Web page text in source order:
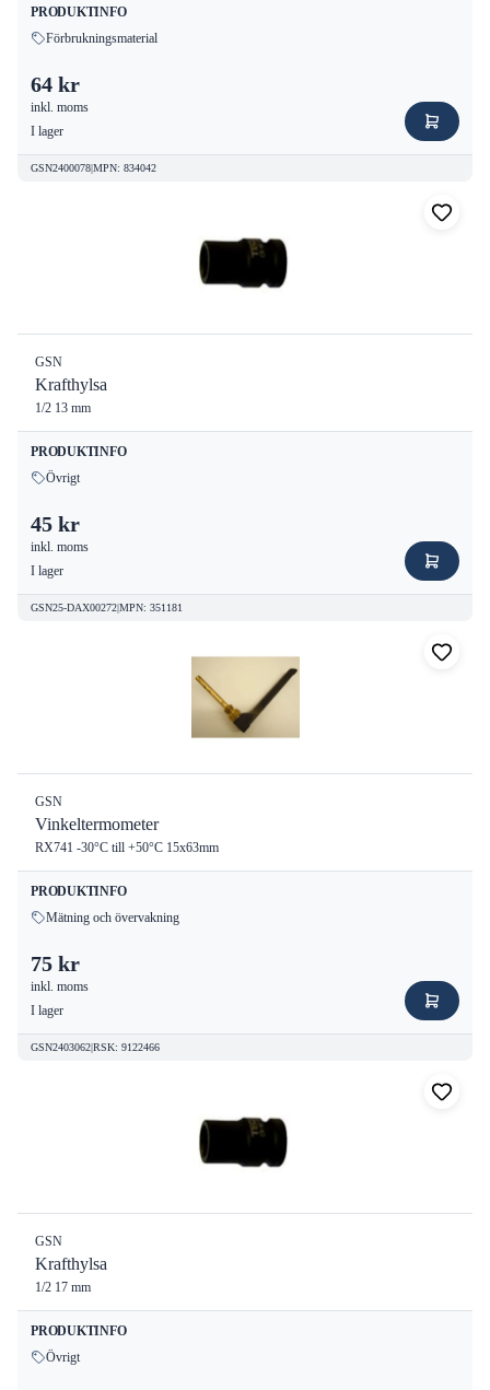
PRODUKTINFO
Förbrukningsmaterial
64 kr
inkl. moms
I lager
GSN2400078|MPN: 834042
GSN
Krafthylsa
1/2 13 mm
PRODUKTINFO
Övrigt
45 kr
inkl. moms
I lager
GSN25-DAX00272|MPN: 351181
GSN
Vinkeltermometer
RX741 -30°C till +50°C 15x63mm
PRODUKTINFO
Mätning och övervakning
75 kr
inkl. moms
I lager
GSN2403062|RSK: 9122466
GSN
Krafthylsa
1/2 17 mm
PRODUKTINFO
Övrigt